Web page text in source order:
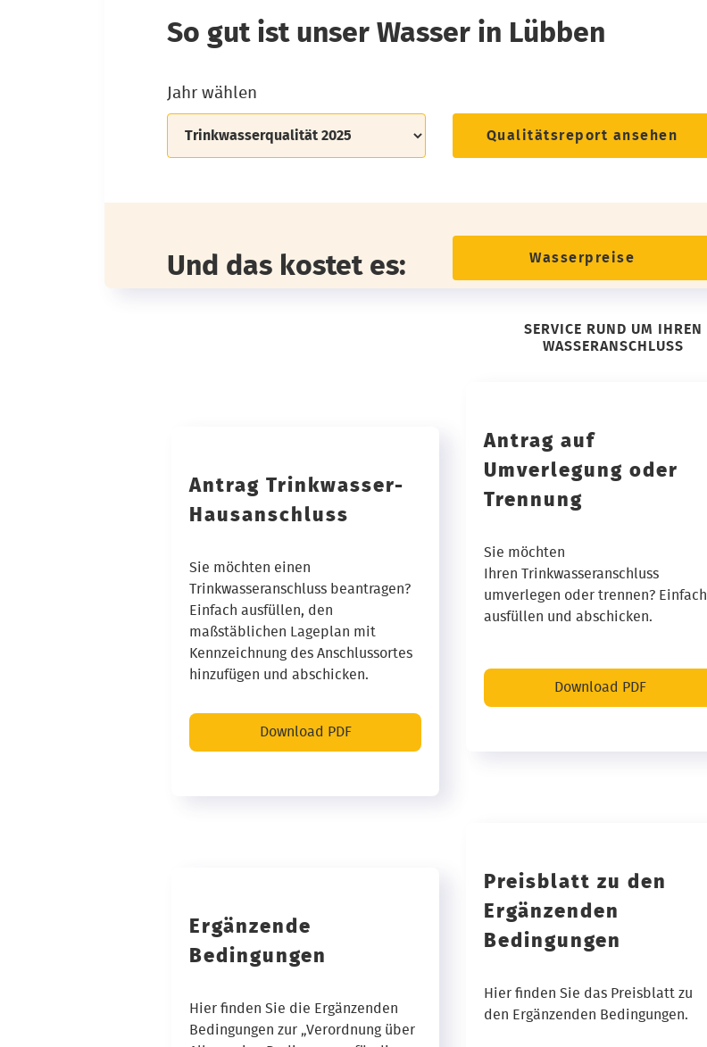
So gut ist unser Wasser in Lübben
Jahr wählen
Qualitätsreport ansehen
Und das kostet es: Wasserpreise
SERVICE RUND UM IHREN
WASSERANSCHLUSS
Antrag Trinkwasser-
Hausanschluss
Sie möchten einen
Trinkwasseranschluss beantragen?
Einfach ausfüllen, den
maßstäblichen Lageplan mit
Kennzeichnung des Anschlussortes
hinzufügen und abschicken.
Download PDF
Antrag auf
Umverlegung oder
Trennung
Sie möchten
Ihren Trinkwasseranschluss
umverlegen oder trennen? Einfach
ausfüllen und abschicken.
Download PDF
Ergänzende
Bedingungen
Hier finden Sie die Ergänzenden
Bedingungen zur „Verordnung über
Preisblatt zu den
Ergänzenden
Bedingungen
Hier finden Sie das Preisblatt zu
den Ergänzenden Bedingungen.